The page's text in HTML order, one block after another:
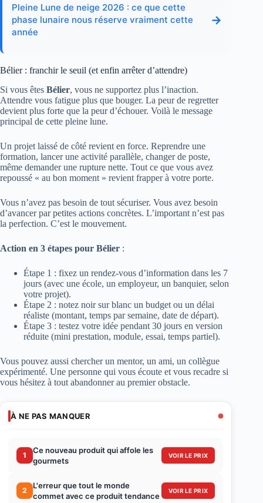
Pleine Lune de neige 2026 : ce que cette
phase lunaire nous réserve vraiment cette
année
→
Bélier : franchir le seuil (et enfin arrêter d’attendre)
Si vous êtes Bélier, vous ne supportez plus l’inaction.
Attendre vous fatigue plus que bouger. La peur de regretter
devient plus forte que la peur d’échouer. Voilà le message
principal de cette pleine lune.
Un projet laissé de côté revient en force. Reprendre une
formation, lancer une activité parallèle, changer de poste,
même demander une rupture nette. Tout ce que vous avez
repoussé « au bon moment » revient frapper à votre porte.
Vous n’avez pas besoin de tout sécuriser. Vous avez besoin
d’avancer par petites actions concrètes. L’important n’est pas
la perfection. C’est le mouvement.
Action en 3 étapes pour Bélier :
Étape 1 : fixez un rendez-vous d’information dans les 7
jours (avec une école, un employeur, un banquier, selon
votre projet).
Étape 2 : notez noir sur blanc un budget ou un délai
réaliste (montant, temps par semaine, date de départ).
Étape 3 : testez votre idée pendant 30 jours en version
réduite (mini prestation, module, essai, temps partiel).
Vous pouvez aussi chercher un mentor, un ami, un collègue
expérimenté. Une personne qui vous écoute et vous recadre si
vous hésitez à tout abandonner au premier obstacle.
À NE PAS MANQUER
1
Ce nouveau produit qui affole les
gourmets
VOIR LE PRIX
2
L'erreur que tout le monde
commet avec ce produit tendance
VOIR LE PRIX